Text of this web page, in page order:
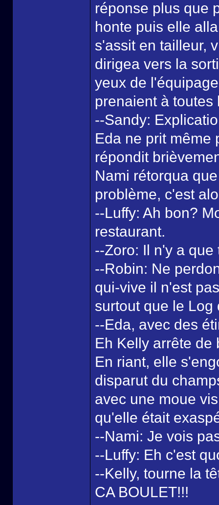
réponse plus que
honte puis elle
s'assit en tailleur,
dirigea vers la
yeux de
prenaient à toutes
--Sandy:
Eda ne prit même
répondit
Nami rétorqua
problème, c'est
--Luffy: Ah bon?
restaurant.
--Zoro: Il n'y a
--Robin: Ne
qui-vive il n'est
surtout que le
--Eda, avec des
Eh Kelly arrête de
En riant, elle
disparut du
avec une moue
qu'elle était
--Nami: Je vois
--Luffy: Eh c'est
--Kelly, tourne la
CA BOULET!!!